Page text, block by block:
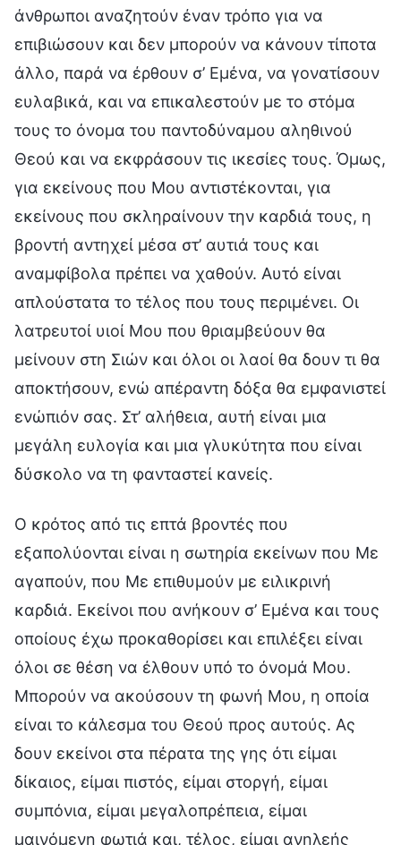
άνθρωποι αναζητούν έναν τρόπο για να
επιβιώσουν και δεν μπορούν να κάνουν τίποτα
άλλο, παρά να έρθουν σ’ Εμένα, να γονατίσουν
ευλαβικά, και να επικαλεστούν με το στόμα
τους το όνομα του παντοδύναμου αληθινού
Θεού και να εκφράσουν τις ικεσίες τους. Όμως,
για εκείνους που Μου αντιστέκονται, για
εκείνους που σκληραίνουν την καρδιά τους, η
βροντή αντηχεί μέσα στ’ αυτιά τους και
αναμφίβολα πρέπει να χαθούν. Αυτό είναι
απλούστατα το τέλος που τους περιμένει. Οι
λατρευτοί υιοί Μου που θριαμβεύουν θα
μείνουν στη Σιών και όλοι οι λαοί θα δουν τι θα
αποκτήσουν, ενώ απέραντη δόξα θα εμφανιστεί
ενώπιόν σας. Στ’ αλήθεια, αυτή είναι μια
μεγάλη ευλογία και μια γλυκύτητα που είναι
δύσκολο να τη φανταστεί κανείς.
Ο κρότος από τις επτά βροντές που
εξαπολύονται είναι η σωτηρία εκείνων που Με
αγαπούν, που Με επιθυμούν με ειλικρινή
καρδιά. Εκείνοι που ανήκουν σ’ Εμένα και τους
οποίους έχω προκαθορίσει και επιλέξει είναι
όλοι σε θέση να έλθουν υπό το όνομά Μου.
Μπορούν να ακούσουν τη φωνή Μου, η οποία
είναι το κάλεσμα του Θεού προς αυτούς. Ας
δουν εκείνοι στα πέρατα της γης ότι είμαι
δίκαιος, είμαι πιστός, είμαι στοργή, είμαι
συμπόνια, είμαι μεγαλοπρέπεια, είμαι
μαινόμενη φωτιά και, τέλος, είμαι ανηλεής